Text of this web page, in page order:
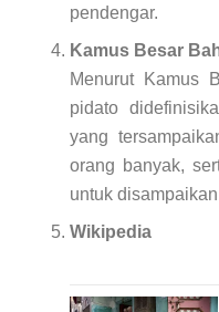
pendengar.
Kamus Besar
Menurut Kamus
pidato
yang
orang banyak,
untuk
Wikipedia